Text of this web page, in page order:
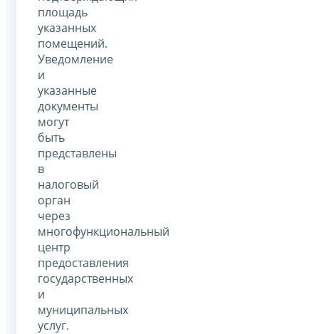
площадь
указанных
помещений.
Уведомление
и
указанные
документы
могут
быть
представлены
в
налоговый
орган
через
многофункциональный
центр
предоставления
государственных
и
муниципальных
услуг.